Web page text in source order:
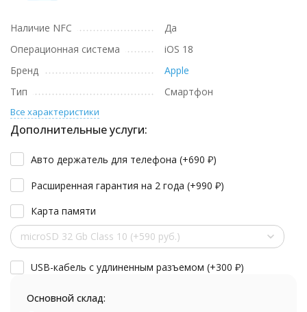
Наличие NFC
Да
Операционная система
iOS 18
Бренд
Apple
Тип
Смартфон
Все характеристики
Дополнительные услуги:
Авто держатель для телефона (+690 ₽)
Расширенная гарантия на 2 года (+990 ₽)
Карта памяти
microSD 32 Gb Class 10 (+590 руб.)
USB-кабель с удлиненным разъемом (+300 ₽)
Основной склад: